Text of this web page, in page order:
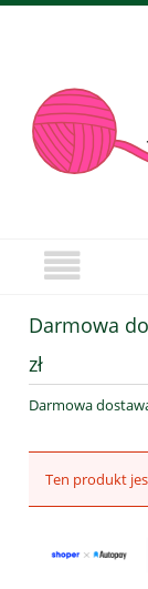
Darmowa
zł
Darmowa
Ten produkt